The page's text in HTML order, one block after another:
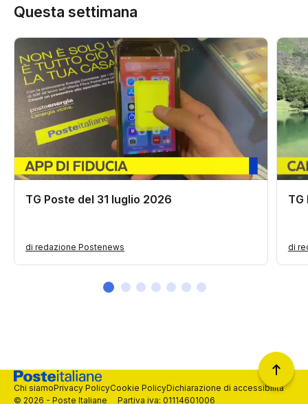
Questa settimana
TG Poste del 31 luglio 2026
di redazione Postenews
TG
di
© 2026 - Poste Italiane Partiva iva: 01114601006
Chi siamoPrivacy PolicyCookie PolicyDichiarazione di accessibilità